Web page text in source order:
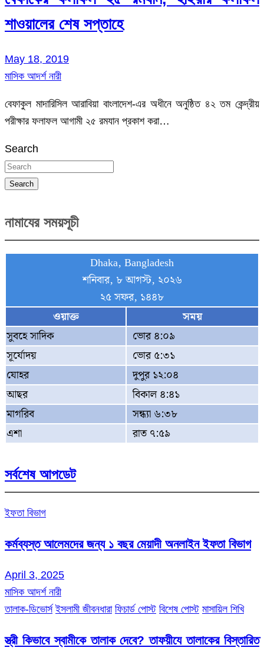
শাওয়ালের শেষ সপ্তাহে
May 18, 2019
মাসিক আদর্শ নারী
বেফাকুল মাদারিসিল আরাবিয়া বাংলাদেশ-এর অধীনে অনুষ্ঠিত ৪২ তম কেন্দ্রীয়
পরীক্ষার ফলাফল আগামী ২৫ রমযান প্রকাশ করা…
Search
Search
নামাযের সময়সূচী
Dhaka, Bangladesh
শনিবার, ৮ আগস্ট, ২০২৬
২৫ সফর, ১৪৪৮
ওয়াক্ত
সময়
সুবহে সাদিক
ভোর ৪:০৯
সূর্যোদয়
ভোর ৫:৩১
যোহর
দুপুর ১২:০৪
আছর
বিকাল ৪:৪১
মাগরিব
সন্ধ্যা ৬:৩৮
এশা
রাত ৭:৫৯
সর্বশেষ আপডেট
ইফতা বিভাগ
কর্মব্যস্ত আলেমদের জন্য ১ বছর মেয়াদী অনলাইন ইফতা বিভাগ
April 3, 2025
মাসিক আদর্শ নারী
তালাক-ডিভোর্স ইসলামী জীবনধারা ফিচার্ড পোস্ট বিশেষ পোস্ট মাসায়িল শিখি
স্ত্রী কিভাবে স্বামীকে তালাক দেবে? তাফয়ীযে তালাকের বিস্তারিত